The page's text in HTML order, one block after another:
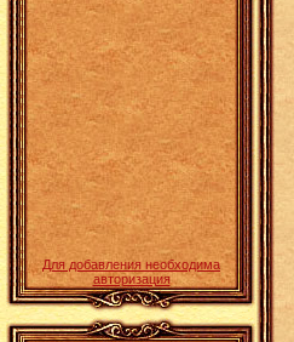
Для добавления необходима
авторизация